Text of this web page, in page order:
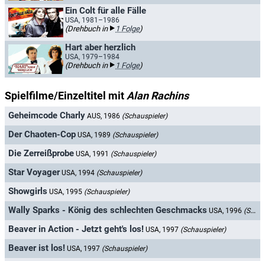
Ein Colt für alle Fälle
USA, 1981–1986
(Drehbuch in 1 Folge)
Hart aber herzlich
USA, 1979–1984
(Drehbuch in 1 Folge)
Spielfilme/Einzeltitel mit Alan Rachins
Geheimcode Charly AUS, 1986 (Schauspieler)
Der Chaoten-Cop USA, 1989 (Schauspieler)
Die Zerreißprobe USA, 1991 (Schauspieler)
Star Voyager USA, 1994 (Schauspieler)
Showgirls USA, 1995 (Schauspieler)
Wally Sparks - König des schlechten Geschmacks USA, 1996 (Schauspieler)
Beaver in Action - Jetzt geht's los! USA, 1997 (Schauspieler)
Beaver ist los! USA, 1997 (Schauspieler)